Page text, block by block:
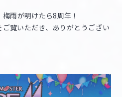
バンダイナムコID Link設定
雨が明けたら8周年！
覧いただき、ありがとうござい